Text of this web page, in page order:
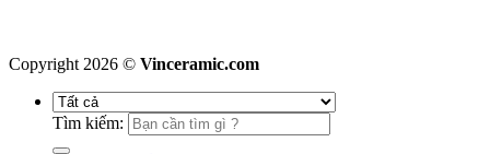
Copyright 2026 © Vinceramic.com
Tìm kiếm: